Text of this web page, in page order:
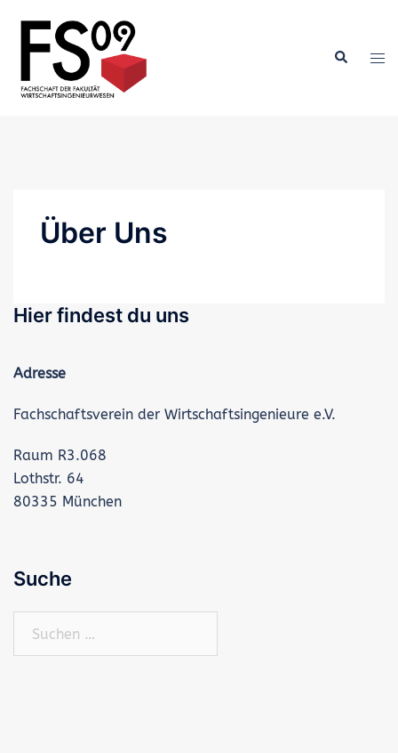
Inhalt
springen
Über Uns
Hier findest du uns
Adresse
Fachschaftsverein der Wirtschaftsingenieure e.V.
Raum R3.068
Lothstr. 64
80335 München
Suche
nach: